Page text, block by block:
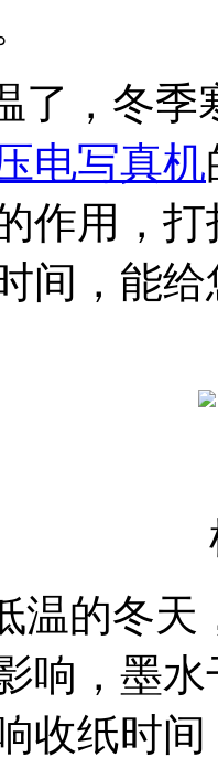
了，冬季
电写真机
作用，
间，能
温的冬天
响，墨
收纸时